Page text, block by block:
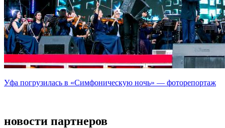
Уфа погрузилась в «Симфоническую ночь» — фоторепортаж
новости партнеров